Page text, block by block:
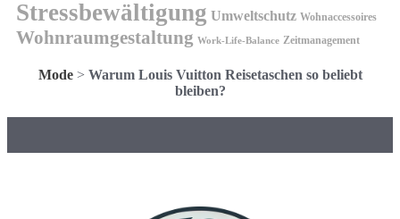
Stressbewältigung Umweltschutz Wohnaccessoires
Wohnraumgestaltung Work-Life-Balance Zeitmanagement
Mode> Warum Louis Vuitton Reisetaschen so beliebt
bleiben?